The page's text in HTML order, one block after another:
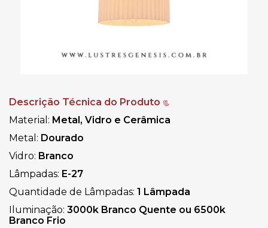
Descrição Técnica do Produto 📃
Material : Metal, Vidro e Cerâmica
Metal: Dourado
Vidro: Branco
Lâmpadas: E-27
Quantidade de Lâmpadas: 1 Lâmpada
Iluminação: 3000k Branco Quente ou 6500k
Branco Frio